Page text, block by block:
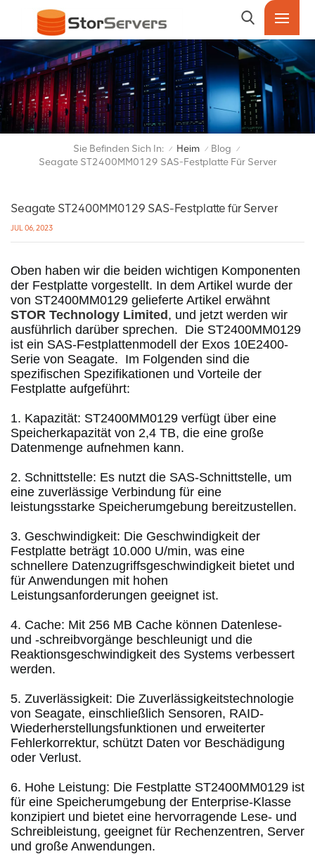
Sie Befinden Sich In: / Heim / Blog /
Seagate ST2400MM0129 SAS-Festplatte Für Server
Seagate ST2400MM0129 SAS-Festplatte für Server
JUL 06, 2023
Oben haben wir die beiden wichtigen Komponenten
der Festplatte vorgestellt. In dem Artikel wurde der
STOR Technology Limited , und jetzt werden wir
ausführlich darüber sprechen.
  Die ST2400MM0129
ist ein SAS-Festplattenmodell der Exos 10E2400-
Serie von Seagate.
  Im Folgenden sind die
spezifischen Spezifikationen und Vorteile der
Festplatte aufgeführt:
1. Kapazität: ST2400MM0129 verfügt über eine
Speicherkapazität von 2,4 TB, die eine große
Datenmenge aufnehmen kann.
2. Schnittstelle: Es nutzt die SAS-Schnittstelle, um
eine zuverlässige Verbindung für eine
leistungsstarke Speicherumgebung bereitzustellen.
3. Geschwindigkeit: Die Geschwindigkeit der
Festplatte beträgt 10.000 U/min, was eine
schnellere Datenzugriffsgeschwindigkeit bietet und
für Anwendungen mit hohen
Leistungsanforderungen geeignet ist.
4. Cache: Mit 256 MB Cache können Datenlese-
und -schreibvorgänge beschleunigt und die
Reaktionsgeschwindigkeit des Systems verbessert
werden.
5. Zuverlässigkeit: Die Zuverlässigkeitstechnologie
von Seagate, einschließlich Sensoren, RAID-
Wiederherstellungsfunktionen und erweiterter
Fehlerkorrektur, schützt Daten vor Beschädigung
oder Verlust.
6. Hohe Leistung: Die Festplatte ST2400MM0129 ist
für eine Speicherumgebung der Enterprise-Klasse
konzipiert und bietet eine hervorragende Lese- und
Schreibleistung, geeignet für Rechenzentren, Server
und große Anwendungen.